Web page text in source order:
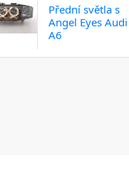
Přední světla s
Angel Eyes Audi
A6